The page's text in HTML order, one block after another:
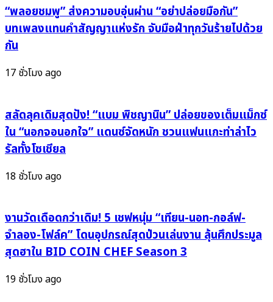
Alright)'
โอบ
หัวใจ
คน
ล้า
ที่
โลก
ไม่
ยอม
ใจอ่อน!"
เปรี้ยง!
KiiiKiii
นำ
ทีม
รุก
ทะลุ
ตาราง
แซง
ทุก
สายตา
แบรนด์
อันดับ
1
ประจำ
เดือน
มิถุนายน!
“พลอยชมพู” ส่งความอบอุ่นผ่าน “อย่าปล่อยมือกัน”
บทเพลงแทนคำสัญญาแห่งรัก จับมือฝ่าทุกวันร้ายไปด้วย
กัน
17 ชั่วโมง ago
สลัดลุคเดิมสุดปัง! “แบม พิชญานิน” ปล่อยของเต็มแม็กซ์
ใน “นอกจอนอกใจ” แดนซ์จัดหนัก ชวนแฟนแกะท่าล่าไว
รัลทั้งโซเชียล
18 ชั่วโมง ago
งานวัดเดือดกว่าเดิม! 5 เชฟหนุ่ม “เทียน-นอท-กอล์ฟ-
จำลอง-โฟล์ค” โดนอุปกรณ์สุดป่วนเล่นงาน ลุ้นศึกประมูล
สุดฮาใน BID COIN CHEF Season 3
19 ชั่วโมง ago